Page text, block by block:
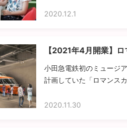
2020.12.1
【2021年4月開業】
小田急電鉄初のミュージ
計画していた「ロマンス
2020.11.30